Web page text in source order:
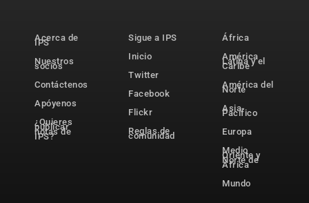
Acerca de
IPS
Nuestros
socios
Contáctenos
Apóyenos
¿Quieres
publicar
notas de
IPS?
Sigue a IPS
Inicio
Twitter
Facebook
Flickr
Reglas de
comunidad
África
América
Latina y el
Caribe
América del
Norte
Asia-
Pacífico
Europa
Medio
Oriente y
Norte de
África
Mundo